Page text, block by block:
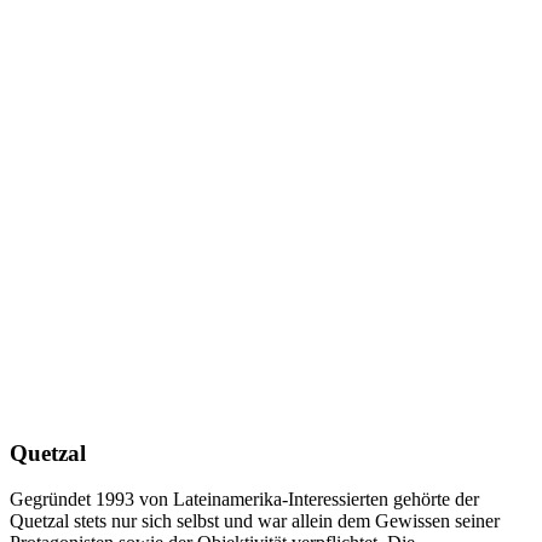
Quetzal
Gegründet 1993 von Lateinamerika-Interessierten gehörte der
Quetzal stets nur sich selbst und war allein dem Gewissen seiner